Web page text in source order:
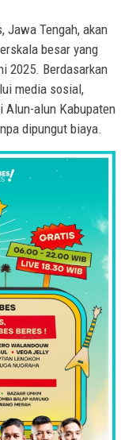
Jawa Tengah, akan
besar yang
2025. Berdasarkan
media sosial,
Alun-alun Kabupaten
dipungut biaya.